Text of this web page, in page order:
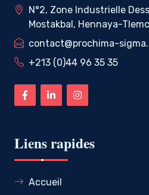
N°2, Zone Industrielle
Mostakbal, Hennaya-
contact@prochima-
+213 (0)44 96 35 35
Liens rapides
Accueil